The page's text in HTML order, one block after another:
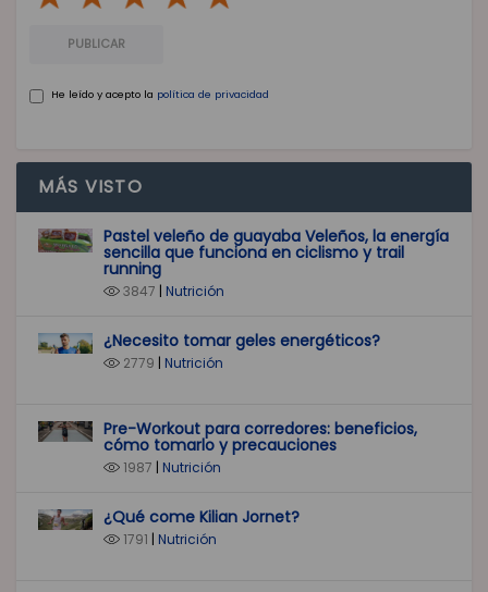
PUBLICAR
He leído y acepto la política de privacidad
MÁS VISTO
Pastel veleño de guayaba Veleños, la energía
sencilla que funciona en ciclismo y trail
running
3847 | Nutrición
¿Necesito tomar geles energéticos?
2779 | Nutrición
Pre-Workout para corredores: beneficios,
cómo tomarlo y precauciones
1987 | Nutrición
¿Qué come Kilian Jornet?
1791 | Nutrición